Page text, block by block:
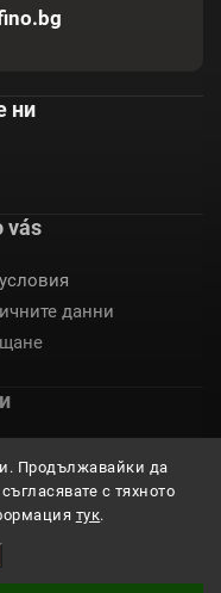
Продължавайки да
с тяхното
тук.
ни
vás
данни